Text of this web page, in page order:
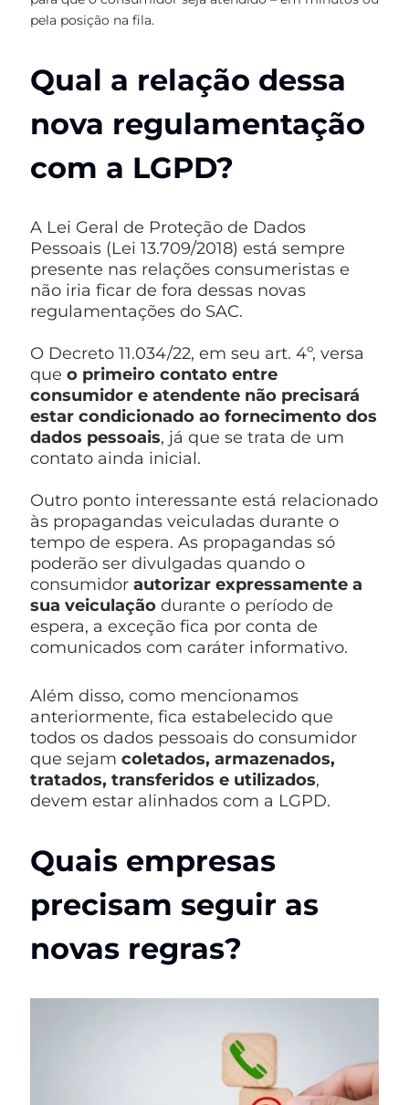
pela posição na fila.
Qual a relação dessa
nova regulamentação
com a LGPD?
A Lei Geral de Proteção de Dados
Pessoais (Lei 13.709/2018) está sempre
presente nas relações consumeristas e
não iria ficar de fora dessas novas
regulamentações do SAC.
O Decreto 11.034/22, em seu art. 4º, versa
que o primeiro contato entre
consumidor e atendente não precisará
estar condicionado ao fornecimento dos
dados pessoais, já que se trata de um
contato ainda inicial.
Outro ponto interessante está relacionado
às propagandas veiculadas durante o
tempo de espera. As propagandas só
poderão ser divulgadas quando o
consumidor autorizar expressamente a
sua veiculação durante o período de
espera, a exceção fica por conta de
comunicados com caráter informativo.
Além disso, como mencionamos
anteriormente, fica estabelecido que
todos os dados pessoais do consumidor
que sejam coletados, armazenados,
tratados, transferidos e utilizados,
devem estar alinhados com a LGPD.
Quais empresas
precisam seguir as
novas regras?